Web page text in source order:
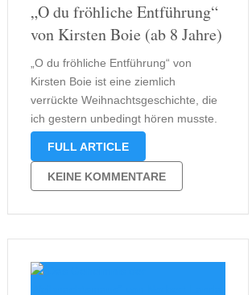
„O du fröhliche Entführung“
von Kirsten Boie (ab 8 Jahre)
„O du fröhliche Entführung“ von
Kirsten Boie ist eine ziemlich
verrückte Weihnachtsgeschichte, die
ich gestern unbedingt hören musste.
Sie machte mich neugierig, denn
Lied „O Du fröhliche“ geht es um die
Weihnachtszeit. Allerdings folgt darauf
in den seltensten Fällen das …
FULL ARTICLE
KEINE KOMMENTARE